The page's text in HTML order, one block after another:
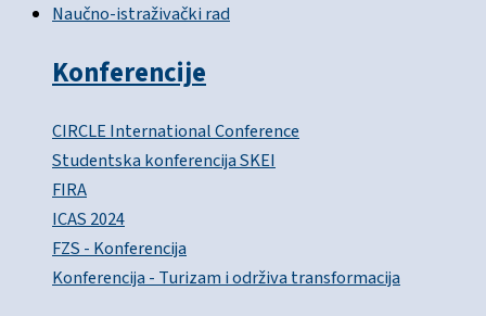
Naučno-istraživački rad
Konferencije
CIRCLE International Conference
Studentska konferencija SKEI
FIRA
ICAS 2024
FZS - Konferencija
Konferencija - Turizam i održiva transformacija